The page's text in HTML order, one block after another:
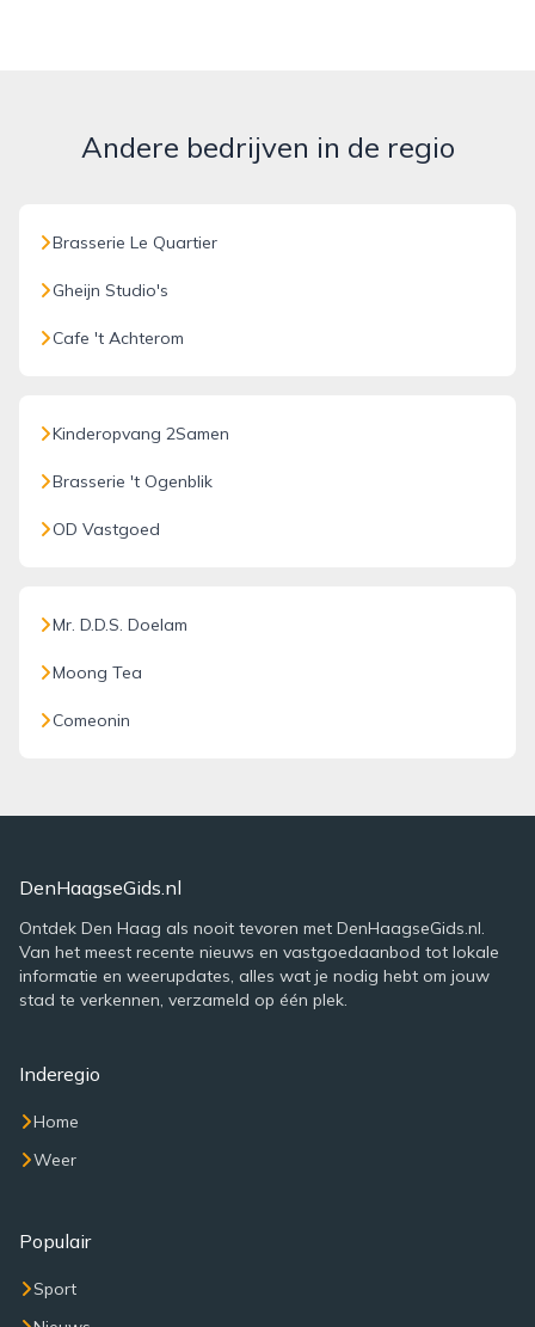
Andere bedrijven in de regio
Brasserie Le Quartier
Gheijn Studio's
Cafe 't Achterom
Kinderopvang 2Samen
Brasserie 't Ogenblik
OD Vastgoed
Mr. D.D.S. Doelam
Moong Tea
Comeonin
DenHaagseGids.nl
Ontdek Den Haag als nooit tevoren met DenHaagseGids.nl.
Van het meest recente nieuws en vastgoedaanbod tot lokale
informatie en weerupdates, alles wat je nodig hebt om jouw
stad te verkennen, verzameld op één plek.
Inderegio
Home
Weer
Populair
Sport